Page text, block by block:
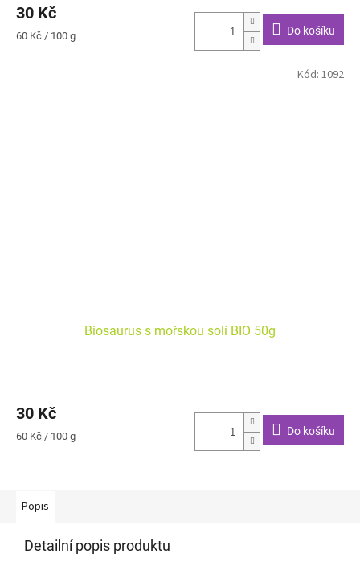
30 Kč
Měrná
60 Kč / 100 g Do košíku
Biosaurus s mořskou solí BIO 50g
30 Kč
Měrná
60 Kč / 100 g Do košíku
Kód: 1092
Popis
Detailní popis produktu